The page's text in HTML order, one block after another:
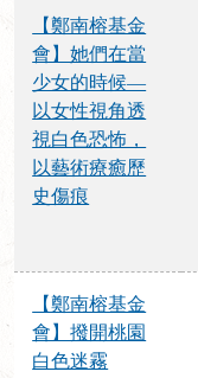
【鄭南榕基金
會】她們在當
少女的時候—
以女性視角透
視白色恐怖，
以藝術療癒歷
史傷痕
【鄭南榕基金
會】撥開桃園
白色迷霧